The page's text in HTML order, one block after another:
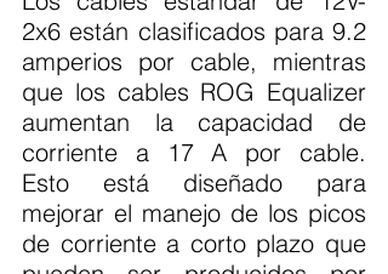
2x6 están clasificados para 9.2
amperios por cable, mientras
que los cables ROG Equalizer
aumentan la capacidad de
corriente a 17 A por cable.
Esto está diseñado para
mejorar el manejo de los picos
de corriente a corto plazo que